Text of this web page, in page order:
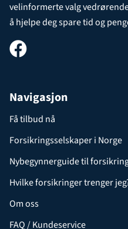
velinformerte valg
å hjelpe deg spare tid og
Navigasjon
Få tilbud nå
Forsikringsselskaper i Norge
Nybegynnerguide til
Hvilke forsikringer trenger
Om oss
FAQ / Kundeservice